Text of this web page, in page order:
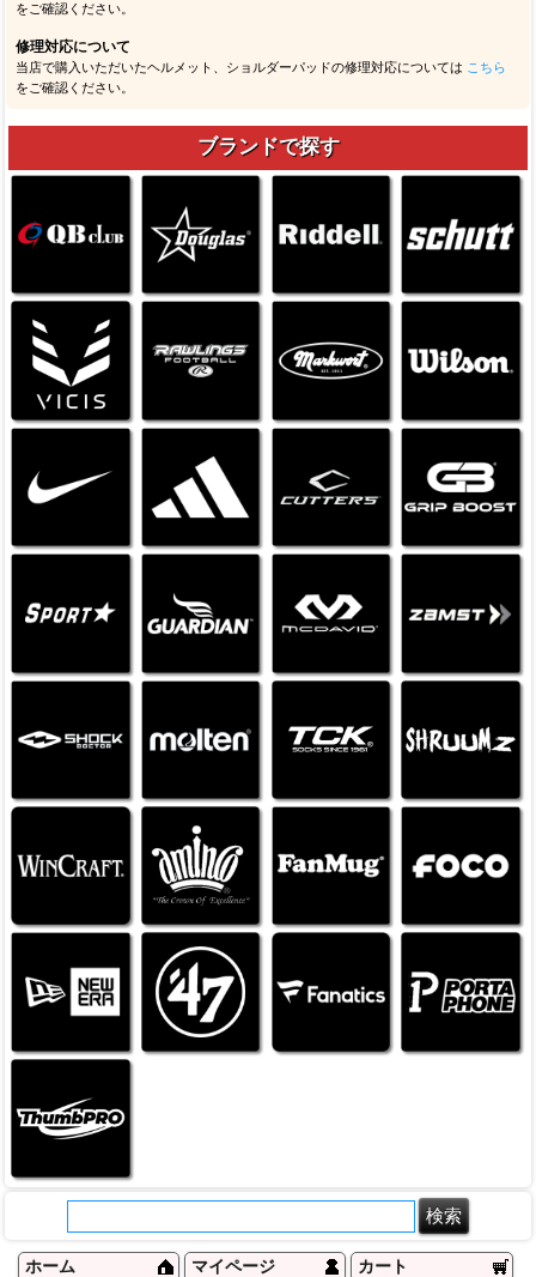
をご確認ください。
修理対応について
当店で購入いただいたヘルメット、ショルダーパッドの修理対応については こちら
をご確認ください。
ブランドで探す
ホーム マイページ カート